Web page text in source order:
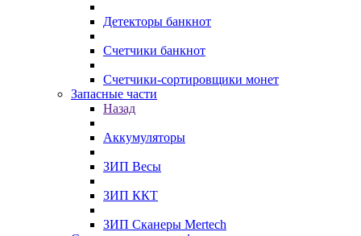
Детекторы банкнот
Счетчики банкнот
Счетчики-сортировщики монет
Запасные части
Назад
Аккумуляторы
ЗИП Весы
ЗИП ККТ
ЗИП Сканеры Mertech